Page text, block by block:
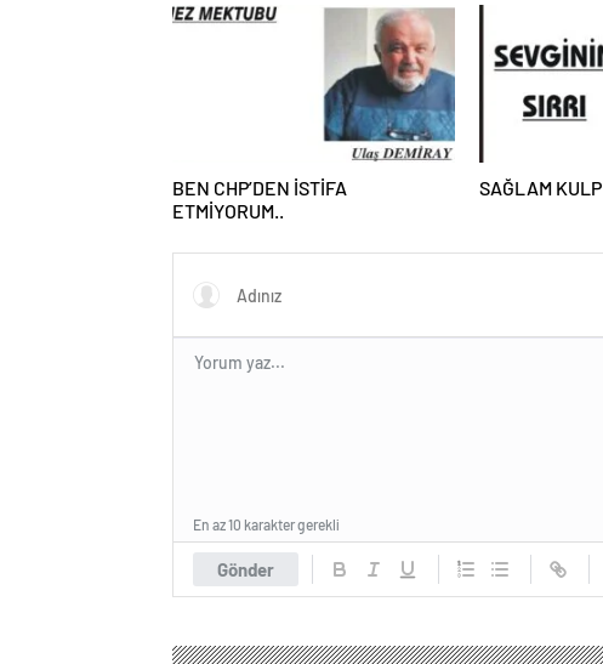
BEN CHP’DEN İSTİFA
ETMİYORUM..
SAĞLAM KULP
Gönder
En az 10 karakter gerekli